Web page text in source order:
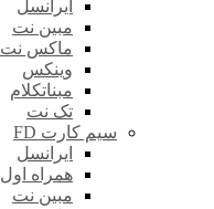
ایرانسل
مبین نت
ماکس نت
وینکس
مبناتکلام
تک نت
سیم کارت FD
ایرانسل
همراه اول
مبین نت